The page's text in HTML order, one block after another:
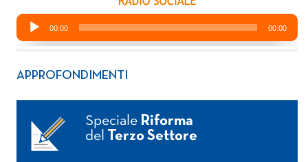
APPROFONDIMENTI
Speciale Riforma
del
Terzo Settore